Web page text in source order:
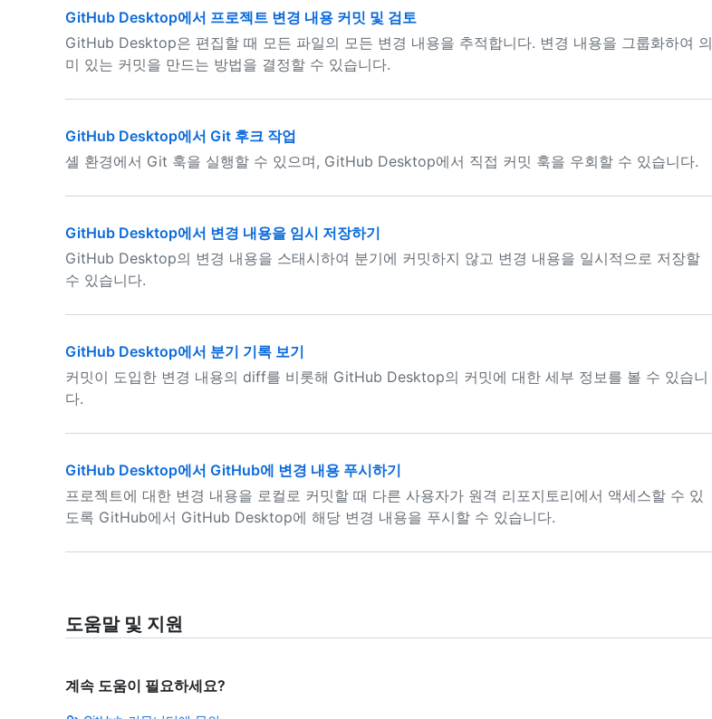
GitHub Desktop에서 프로젝트 변경 내용 커밋 및 검토
GitHub Desktop은 편집할 때 모든 파일의 모든 변경 내용을 추적합니다. 변경 내용을 그룹화하여 의
미 있는 커밋을 만드는 방법을 결정할 수 있습니다.
GitHub Desktop에서 Git 후크 작업
셸 환경에서 Git 훅을 실행할 수 있으며, GitHub Desktop에서 직접 커밋 훅을 우회할 수 있습니다.
GitHub Desktop에서 변경 내용을 임시 저장하기
GitHub Desktop의 변경 내용을 스태시하여 분기에 커밋하지 않고 변경 내용을 일시적으로 저장할
수 있습니다.
GitHub Desktop에서 분기 기록 보기
커밋이 도입한 변경 내용의 diff를 비롯해 GitHub Desktop의 커밋에 대한 세부 정보를 볼 수 있습니
다.
GitHub Desktop에서 GitHub에 변경 내용 푸시하기
프로젝트에 대한 변경 내용을 로컬로 커밋할 때 다른 사용자가 원격 리포지토리에서 액세스할 수 있
도록 GitHub에서 GitHub Desktop에 해당 변경 내용을 푸시할 수 있습니다.
도움말 및 지원
계속 도움이 필요하세요?